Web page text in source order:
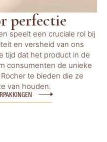
perfectie
speelt een cruciale rol bij
en versheid van ons
tijd dat het product in de
consumenten de unieke
te bieden die ze
van houden.